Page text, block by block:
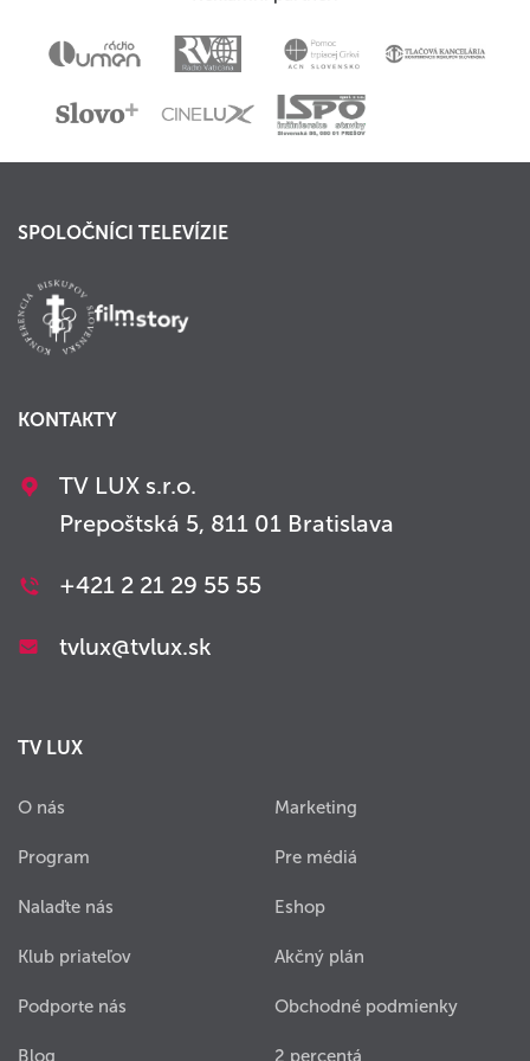
SPOLOČNÍCI TELEVÍZIE
KONTAKTY
TV LUX s.r.o.
Prepoštská 5, 811 01 Bratislava
+421 2 21 29 55 55
tvlux@tvlux.sk
TV LUX
O nás
Program
Nalaďte nás
Klub priateľov
Podporte nás
Blog
Marketing
Pre médiá
Eshop
Akčný plán
Obchodné podmienky
2 percentá